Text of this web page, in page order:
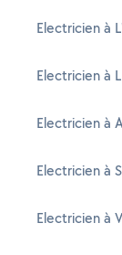
Electricien à
Electricien à
Electricien à
Electricien à
Electricien à